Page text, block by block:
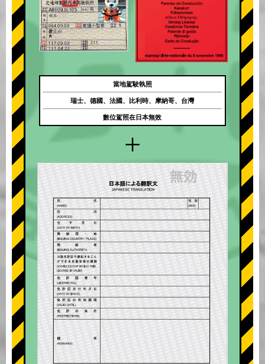
+
當地駕駛執照
瑞士、德國、法國、比利時、摩納哥、台灣
數位駕照在日本無效